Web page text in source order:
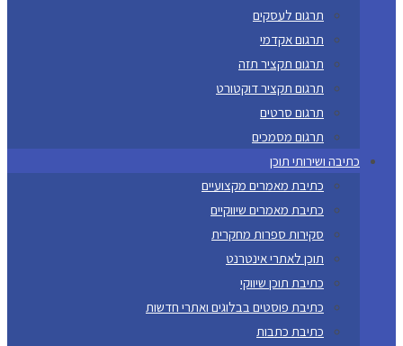
תרגום לעסקים
תרגום אקדמי
תרגום תקציר תזה
תרגום תקציר דוקטורט
תרגום סרטים
תרגום מסמכים
כתיבה ושירותי תוכן
כתיבת מאמרים מקצועיים
כתיבת מאמרים שיווקיים
סקירות ספרות מחקרית
תוכן לאתרי אינטרנט
כתיבת תוכן שיווקי
כתיבת פוסטים בבלוגים ואתרי חדשות
כתיבת כתבות